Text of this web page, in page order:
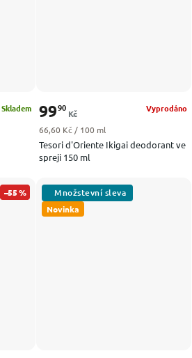
Skladem
Tesori d'Oriente Ikigai deodorant ve
spreji 150 ml
Vyprodáno
9990
Kč
Měrná cena:
66,60 Kč / 100 ml
–55 %
Novinka